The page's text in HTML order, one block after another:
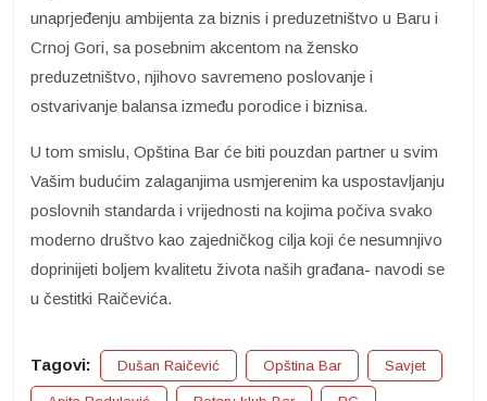
unaprjeđenju ambijenta za biznis i preduzetništvo u Baru i
Crnoj Gori, sa posebnim akcentom na žensko
preduzetništvo, njihovo savremeno poslovanje i
ostvarivanje balansa između porodice i biznisa.
U tom smislu, Opština Bar će biti pouzdan partner u svim
Vašim budućim zalaganjima usmjerenim ka uspostavljanju
poslovnih standarda i vrijednosti na kojima počiva svako
moderno društvo kao zajedničkog cilja koji će nesumnjivo
doprinijeti boljem kvalitetu života naših građana- navodi se
u čestitki Raičevića.
Tagovi: Dušan Raičević Opština Bar Savjet